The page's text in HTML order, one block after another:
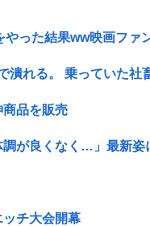
った結果ww映画ファ
潰れる。 乗っていた社
商品を販売
が良くなく…」最新姿
ッチ大会開幕